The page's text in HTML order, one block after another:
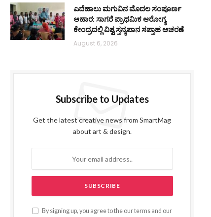
ಎದೆಹಾಲು ಮಗುವಿನ ಮೊದಲ ಸಂಪೂರ್ಣ
ಆಹಾರ: ಸಾಗರೆ ಪ್ರಾಥಮಿಕ ಆರೋಗ್ಯ
ಕೇಂದ್ರದಲ್ಲಿ ವಿಶ್ವ ಸ್ತನ್ಯಪಾನ ಸಪ್ತಾಹ ಆಚರಣೆ
August 6, 2026
Subscribe to Updates
Get the latest creative news from SmartMag
about art & design.
By signing up, you agree to the our terms and our